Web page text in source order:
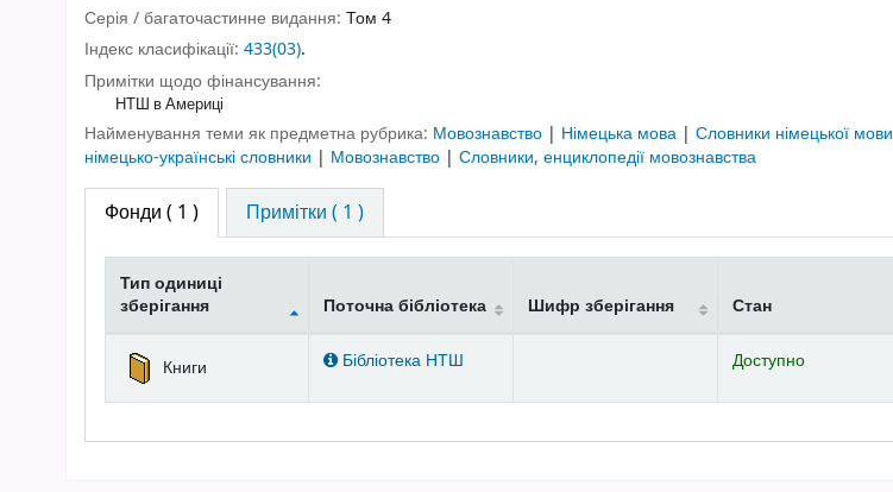
Серія / багаточастинне видання: Том 4
Індекс класифікації: 433(03).
Примітки щодо фінансування:
НТШ в Америці
Найменування теми як предметна рубрика: Мовознавство | Німецька мова | Словники німецької мови
німецько-українські словники | Мовознавство | Словники, енциклопедії мовознавства
Фонди ( 1 ) Примітки ( 1 )
Фонди
Тип одиниці
зберігання
Поточна бібліотека Шифр зберігання Стан
Книги Бібліотека НТШ Доступно